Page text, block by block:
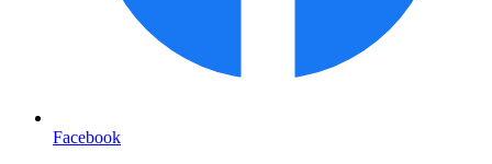
Facebook